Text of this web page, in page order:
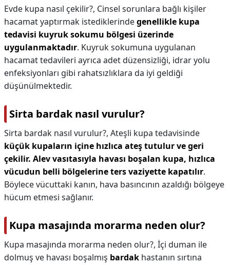
Evde kupa nasıl çekilir?, Cinsel sorunlara bağlı kişiler
hacamat yaptırmak istediklerindegenellikle kupa
tedavisi kuyruk sokumu bölgesi üzerinde
uygulanmaktadır. Kuyruk sokumuna uygulanan
hacamat tedavileri ayrıca adet düzensizliği, idrar yolu
enfeksiyonları gibi rahatsızlıklara da iyi geldiği
düşünülmektedir.
Sirta bardak nasıl vurulur?
Sirta bardak nasıl vurulur?, Ateşli kupa tedavisinde
küçük kupaların içine hızlıca ateş tutulur ve geri
çekilir. Alev vasıtasıyla havası boşalan kupa, hızlıca
vücudun belli bölgelerine ters vaziyette kapatılır.
Böylece vücuttaki kanın, hava basıncının azaldığı bölgeye
hücum etmesi sağlanır.
Kupa masajında morarma neden olur?
Kupa masajında morarma neden olur?, İçi duman ile
dolmuş ve havası boşalmış bardak hastanın sırtına